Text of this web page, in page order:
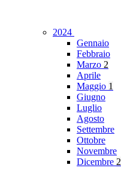
2024
Gennaio
Febbraio
Marzo 2
Aprile
Maggio 1
Giugno
Luglio
Agosto
Settembre
Ottobre
Novembre
Dicembre 2